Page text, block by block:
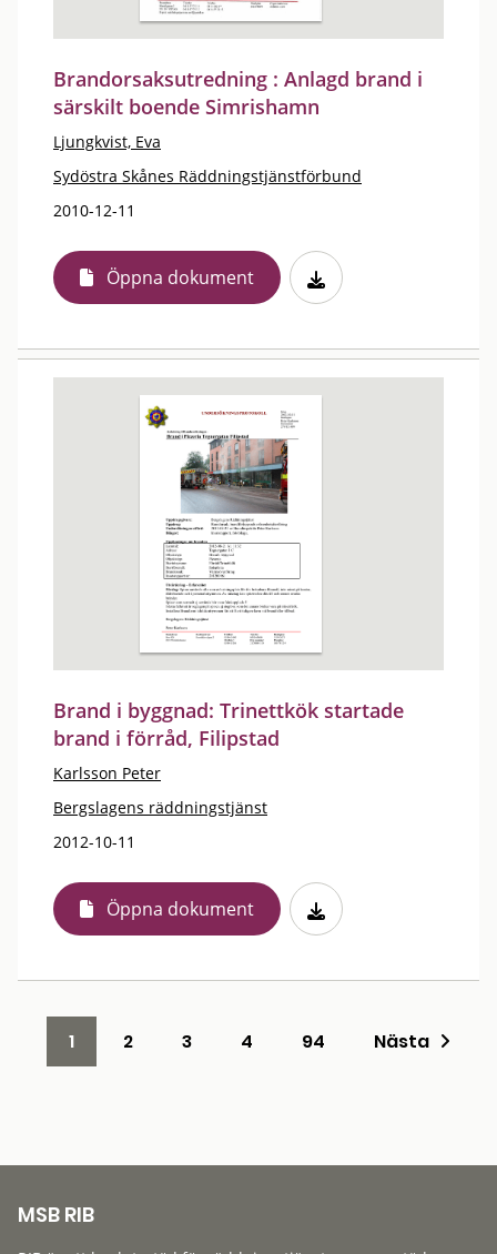
Brandorsaksutredning : Anlagd brand i
särskilt boende Simrishamn
Ljungkvist, Eva
Sydöstra Skånes Räddningstjänstförbund
2010-12-11
Öppna dokument
Brand i byggnad: Trinettkök startade
brand i förråd, Filipstad
Karlsson Peter
Bergslagens räddningstjänst
2012-10-11
Öppna dokument
1 2 3 4 94 Nästa
MSB RIB